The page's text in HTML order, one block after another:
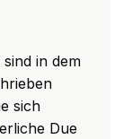
in dem
sich
Due